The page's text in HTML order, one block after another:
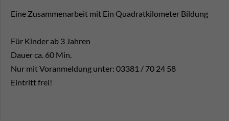
Eine Zusammenarbeit mit Ein Quadratkilometer Bildung
Für Kinder ab 3 Jahren
Dauer ca. 60 Min.
Nur mit Voranmeldung unter: 03381 / 70 24 58
Eintritt frei!